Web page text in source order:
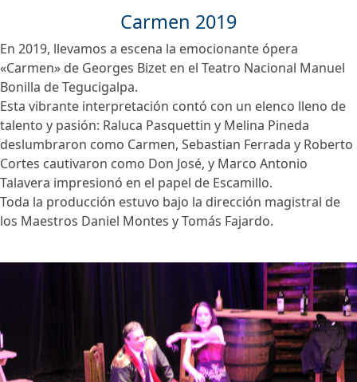
Carmen 2019
En 2019, llevamos a escena la emocionante ópera
«Carmen» de Georges Bizet en el Teatro Nacional Manuel
Bonilla de Tegucigalpa.
Esta vibrante interpretación contó con un elenco lleno de
talento y pasión: Raluca Pasquettin y Melina Pineda
deslumbraron como Carmen, Sebastian Ferrada y Roberto
Cortes cautivaron como Don José, y Marco Antonio
Talavera impresionó en el papel de Escamillo.
Toda la producción estuvo bajo la dirección magistral de
los Maestros Daniel Montes y Tomás Fajardo.